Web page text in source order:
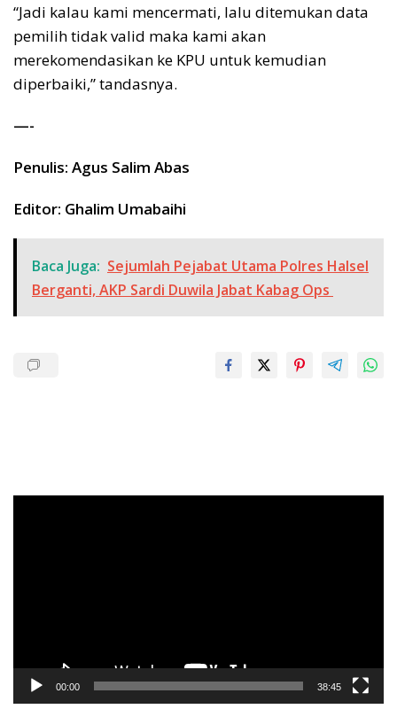
“Jadi kalau kami mencermati, lalu ditemukan data
pemilih tidak valid maka kami akan
merekomendasikan ke KPU untuk kemudian
diperbaiki,” tandasnya.
—-
Penulis: Agus Salim Abas
Editor: Ghalim Umabaihi
Baca Juga: Sejumlah Pejabat Utama Polres Halsel
Berganti, AKP Sardi Duwila Jabat Kabag Ops
00:00 38:45